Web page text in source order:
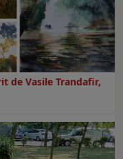
de Vasile Trandafir,